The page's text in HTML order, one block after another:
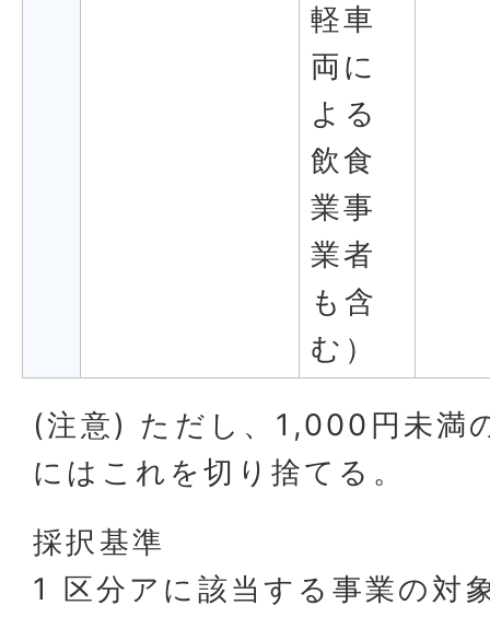
軽車
両に
よる
飲食
業事
業者
も含
む）
(注意) ただし、1,000円未満
にはこれを切り捨てる。
採択基準
1 区分アに該当する事業の対